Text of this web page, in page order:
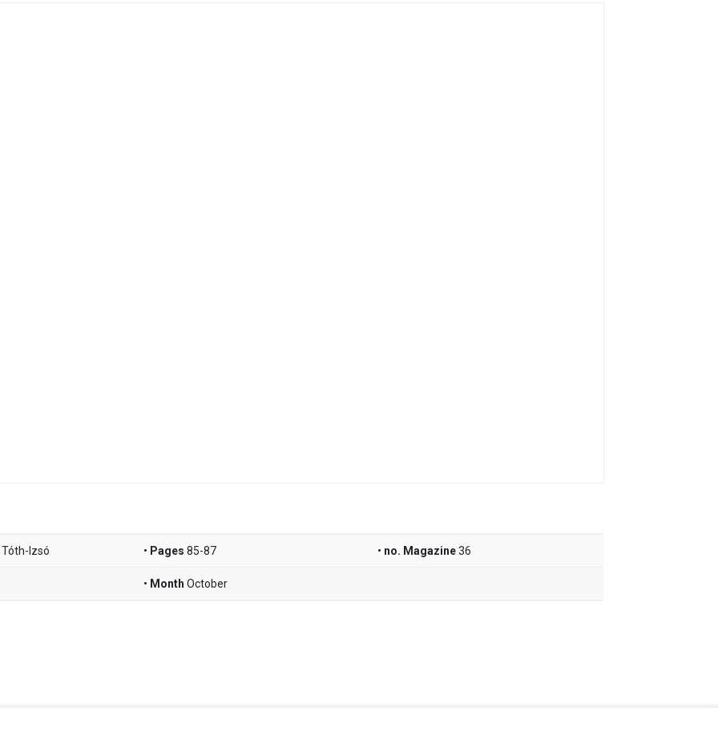
Izsó Pages 85-87 no. Magazine 36
Month October